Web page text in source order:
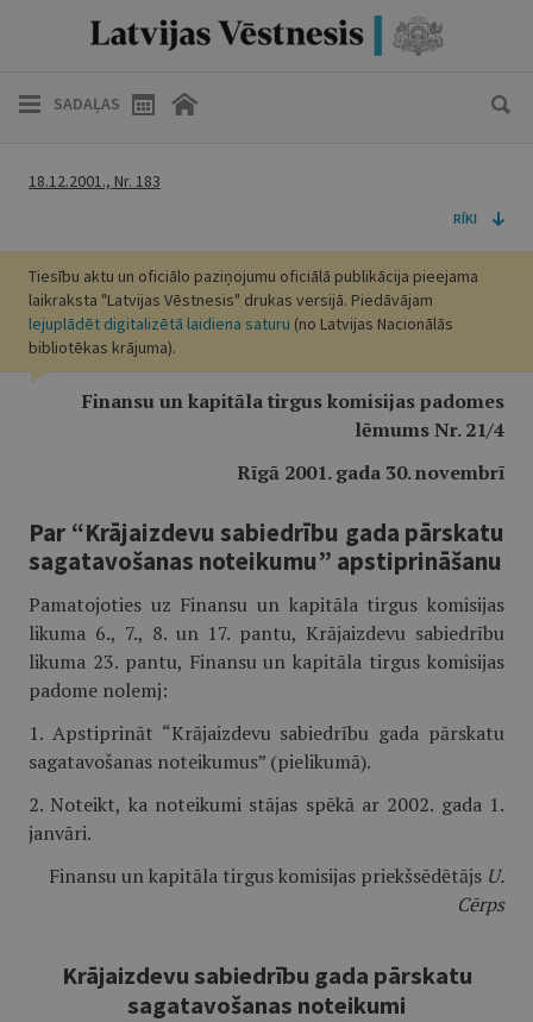
SADAĻAS
18.12.2001., Nr. 183
RĪKI
Tiesību aktu un oficiālo paziņojumu oficiālā publikācija pieejama
laikraksta "Latvijas Vēstnesis" drukas versijā. Piedāvājam
lejuplādēt digitalizētā laidiena saturu (no Latvijas Nacionālās
bibliotēkas krājuma).
Finansu un kapitāla tirgus komisijas padomes
lēmums Nr. 21/4
Rīgā 2001. gada 30. novembrī
Par “Krājaizdevu sabiedrību gada pārskatu
sagatavošanas noteikumu” apstiprināšanu
Pamatojoties uz Finansu un kapitāla tirgus komisijas
likuma 6., 7., 8. un 17. pantu, Krājaizdevu sabiedrību
likuma 23. pantu, Finansu un kapitāla tirgus komisijas
padome nolemj:
1. Apstiprināt “Krājaizdevu sabiedrību gada pārskatu
sagatavošanas noteikumus” (pielikumā).
2. Noteikt, ka noteikumi stājas spēkā ar 2002. gada 1.
janvāri.
Finansu un kapitāla tirgus komisijas priekšsēdētājs U.
Cērps
Krājaizdevu sabiedrību gada pārskatu
sagatavošanas noteikumi